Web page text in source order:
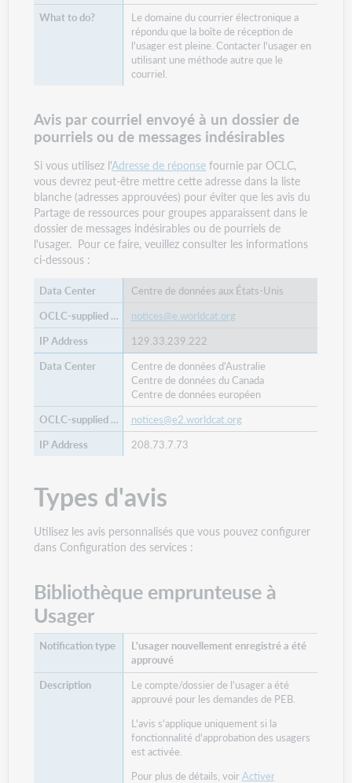
Le domaine du courrier électronique a
répondu que la boîte de réception de
l'usager est pleine. Contacter l'usager en
utilisant une méthode autre que le
courriel.
Avis par courriel envoyé à un dossier de
pourriels ou de messages indésirables
Si vous utilisez l'Adresse de réponse fournie par OCLC,
vous devrez peut-être mettre cette adresse dans la liste
blanche (adresses approuvées) pour éviter que les avis du
Partage de ressources pour groupes apparaissent dans le
dossier de messages indésirables ou de pourriels de
l'usager. Pour ce faire, veuillez consulter les informations
ci-dessous :
Centre de données aux États-Unis
notices@e.worldcat.org
129.33.239.222
Centre de données d'Australie
Centre de données du Canada
Centre de données européen
notices@e2.worldcat.org
208.73.7.73
Types d'avis
Utilisez les avis personnalisés que vous pouvez configurer
dans Configuration des services :
Bibliothèque emprunteuse à
Usager
L'usager nouvellement enregistré a été
approuvé
Le compte/dossier de l'usager a été
approuvé pour les demandes de PEB.
L'avis s'applique uniquement si la
fonctionnalité d'approbation des usagers
est activée.
Pour plus de détails, voirActiver